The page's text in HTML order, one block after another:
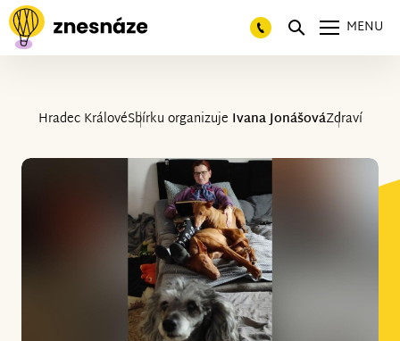
MENU
Hradec KrálovéSbírku organizuje Ivana JonášováZdraví